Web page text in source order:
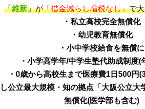
「維新」が「借金減らし増税なし」で
・私立高校完全無償化
・幼児教育無償化
・小中学校給食を無償に
・小学高学年/中学生塾代助成制度(
・0歳から高校生まで医療費1日500円
公立最大規模・知の拠点「大阪公立
無償化(医学部も含む)